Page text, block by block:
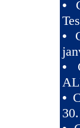
•
•
•
•